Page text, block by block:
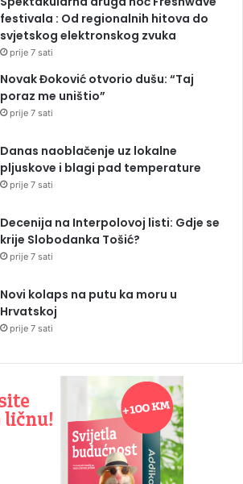
festivala : Od regionalnih hitova do
svjetskog elektronskog zvuka
prije 7 sati
Novak Đoković otvorio dušu: “Taj
poraz me uništio”
prije 7 sati
Danas naoblačenje uz lokalne
pljuskove i blagi pad temperature
prije 7 sati
Decenija na Interpolovoj listi: Gdje se
krije Slobodanka Tošić?
prije 7 sati
Novi kolaps na putu ka moru u
Hrvatskoj
prije 7 sati